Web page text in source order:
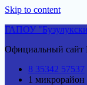
Skip to content
ГАПОУ
Официальный сайт
8 35342 57537
1 микрорайон